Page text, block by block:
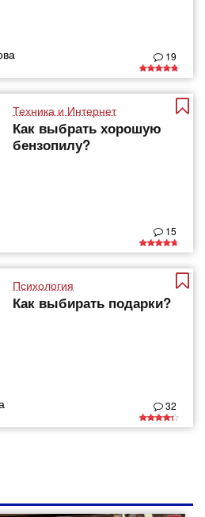
19
Техника и Интернет
Как выбрать хорошую
бензопилу?
15
Психология
Как выбирать подарки?
32